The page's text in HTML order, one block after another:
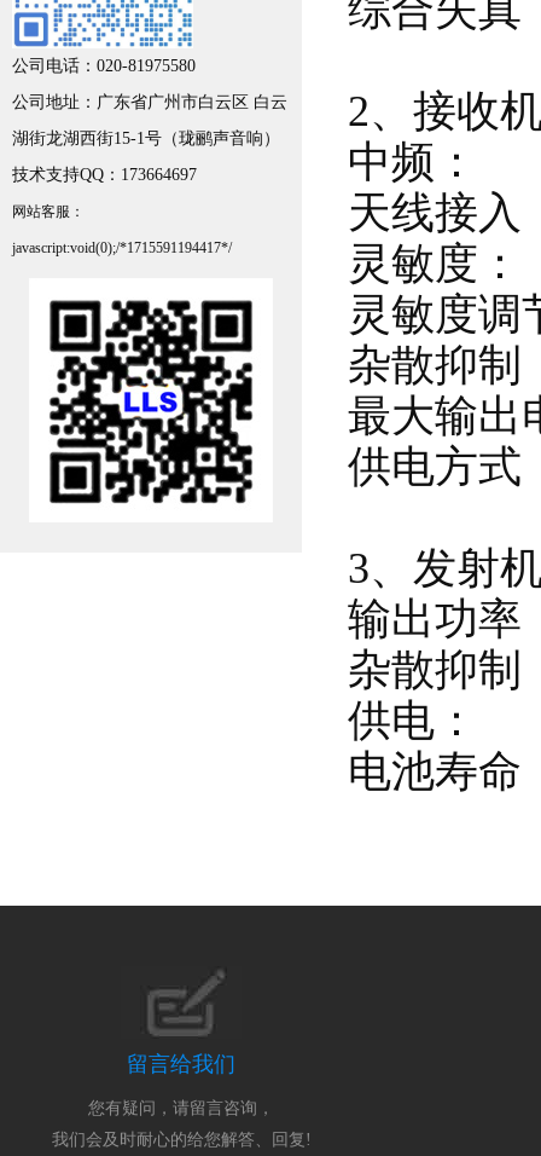
公司电话：020-81975580
公司地址： 广东省广州市白云区 白云
湖街龙湖西街15-1号 （珑鹂声音响 ）
技术支持QQ：173664697
网站客服：
javascript:void(0);/*1715591194417*/
综合失
2、接收
中频：
天线接
灵敏度
灵敏度
杂散抑
最大输
供电方
3、发射
输出功
杂散抑
供电：
电池寿
留言给我们
您有疑问，请留言咨询，
我们会及时耐心的给您解答、回复!